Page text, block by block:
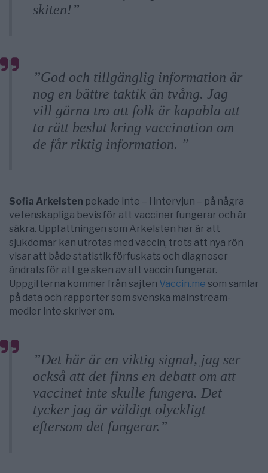
skiten!”
”God och tillgänglig information är
nog en bättre taktik än tvång. Jag
vill gärna tro att folk är kapabla att
ta rätt beslut kring vaccination om
de får riktig information. ”
Sofia Arkelsten pekade inte – i intervjun – på några
vetenskapliga bevis för att vacciner fungerar och är
säkra. Uppfattningen som Arkelsten har är att
sjukdomar kan utrotas med vaccin, trots att nya rön
visar att både statistik förfuskats och diagnoser
ändrats för att ge sken av att vaccin fungerar.
Uppgifterna kommer från sajten Vaccin.me som samlar
på data och rapporter som svenska mainstream-
medier inte skriver om.
”Det här är en viktig signal, jag ser
också att det finns en debatt om att
vaccinet inte skulle fungera. Det
tycker jag är väldigt olyckligt
eftersom det fungerar.”